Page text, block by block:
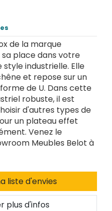
de la marque
place dans votre
style industrielle. Elle
et repose sur un
de U. Dans cette
robuste, il est
d'autres types de
un plateau effet
Venez le
Meubles Belot à
liste d'envies
plus d'infos